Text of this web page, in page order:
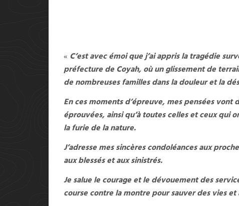
« C’est avec émoi que j’ai appris la tragédie
préfecture de Coyah, où un glissement de
de nombreuses familles dans la douleur et la
En ces moments d’épreuve, mes pensées
éprouvées, ainsi qu’à toutes celles et ceux qui
la furie de la nature.
J’adresse mes sincères condoléances aux
aux blessés et aux sinistrés.
Je salue le courage et le dévouement des
course contre la montre pour sauver des vies